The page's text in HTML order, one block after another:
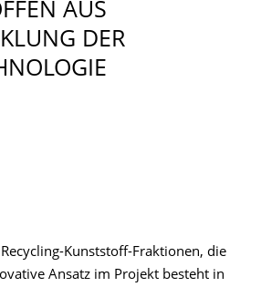
AUS
DER
Kunststoff-Fraktionen, die
Ansatz im Projekt besteht in